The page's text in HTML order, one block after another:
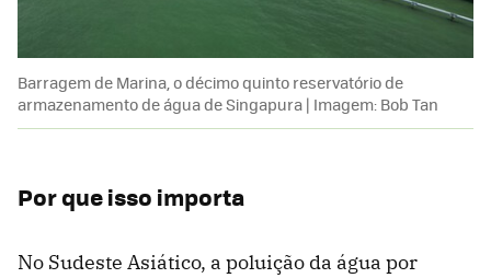
Barragem de Marina, o décimo quinto reservatório de
armazenamento de água de Singapura | Imagem: Bob Tan
Por que isso importa
No Sudeste Asiático, a poluição da água por